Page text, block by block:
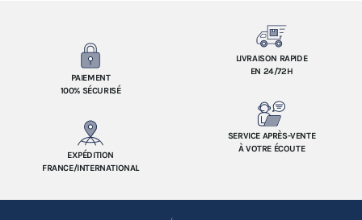
PAIEMENT
100% SÉCURISÉ
LIVRAISON RAPIDE
EN 24/72H
EXPÉDITION
FRANCE/INTERNATIONAL
SERVICE APRÈS-VENTE
À VOTRE ÉCOUTE